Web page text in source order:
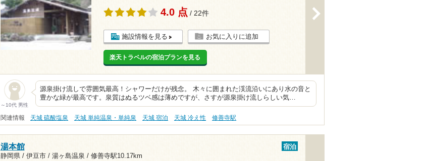
4.0 点 / 22件
施設情報を見る お気に入りに追加
楽天トラベルの宿泊プランを見る
～10代 男性
源泉掛け流しで雰囲気最高！シャワーだけが残念。 木々に囲まれた渓流沿いにあり水の音と
豊かな緑が最高です。泉質はぬるツベ感は薄めですが、さすが源泉掛け流しらしい気…
関連情報 天城 硫酸塩泉 天城 単純温泉・単純泉 天城 宿泊 天城 冷え性 修善寺駅
湯本館
静岡県 / 伊豆市 / 湯ヶ島温泉 / 修善寺駅10.17km
宿泊